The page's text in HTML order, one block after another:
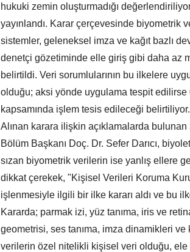
hukuki zemin oluşturmadığı
yayınlandı. Karar çerçevesinde biyometrik
sistemler, geleneksel imza ve kağıt bazlı
denetçi gözetiminde elle giriş gibi daha az
belirtildi. Veri sorumlularının bu ilkelere
olduğu; aksi yönde uygulama tespit edilirse
kapsamında işlem tesis edileceği
Alınan karara ilişkin açıklamalarda
Bölüm Başkanı Doç. Dr. Sefer Darıcı,
sızan biyometrik verilerin ise yanlış ellere
dikkat çerekek, "Kişisel Verileri Koruma
işlenmesiyle ilgili bir ilke kararı aldı ve bu
Kararda; parmak izi, yüz tanıma, iris ve
geometrisi, ses tanıma, imza dinamikleri ve
verilerin özel nitelikli kişisel veri olduğu,